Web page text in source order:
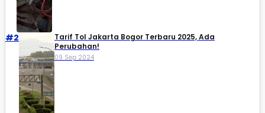
#2
Tarif Tol Jakarta Bogor Terbaru 2025, Ada
Perubahan!
09 Sep 2024